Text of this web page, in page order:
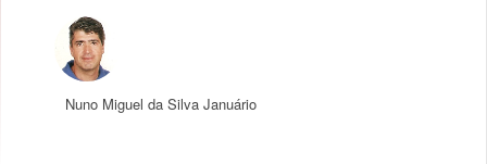
Nuno Miguel da Silva Januário